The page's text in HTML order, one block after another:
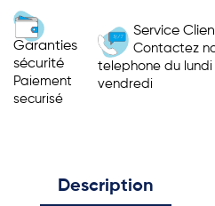
Garanties
sécurité
Paiement
securisé
Service
Contactez
telephone du lundi
vendredi
Description